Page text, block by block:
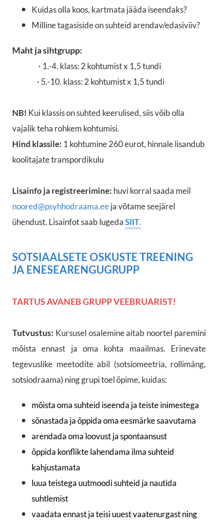
Kuidas olla koos, kartmata jääda iseendaks?
Milline tagasiside on suhteid arendav/edasiviiv?
Maht ja sihtgrupp:
· 1.-4. klass: 2 kohtumist x 1,5 tundi
· 5.-10. klass: 2 kohtumist x 1,5 tundi
NB! Kui klassis on suhted keerulised, siis võib olla
vajalik teha rohkem kohtumisi.
Hind klassile: 1 kohtumine 260 eurot, hinnale lisandub
koolitajate transpordikulu
Lisainfo ja registreerimine: huvi korral saada meil
noored@psyhhodraama.eeja võtame seejärel
ühendust. Lisainfot saab lugedaSIIT.
SOTSIAALSETE OSKUSTE TREENING
JA ENESEARENGUGRUPP
TARTUS AVANEB GRUPP VEEBRUARIST!
Tutvustus: Kursusel osalemine aitab noortel paremini
mõista ennast ja oma kohta maailmas. Erinevate
tegevuslike meetodite abil (sotsiomeetria, rollimäng,
sotsiodraama) ning grupi toel õpime, kuidas:
mõista oma suhteid iseenda ja teiste inimestega
sõnastada ja õppida oma eesmärke saavutama
arendada oma loovust ja spontaansust
õppida konflikte lahendama ilma suhteid
kahjustamata
luua teistega uutmoodi suhteid ja nautida
suhtlemist
vaadata ennast ja teisi uuest vaatenurgast ning